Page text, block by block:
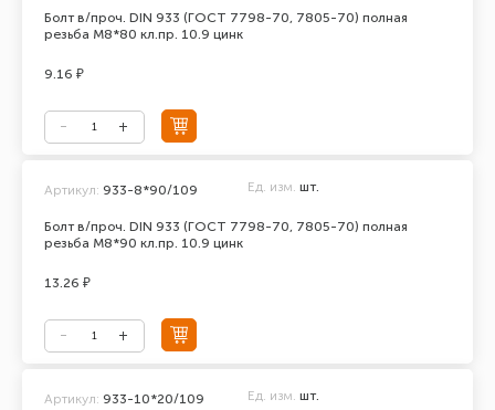
Болт в/проч. DIN 933 (ГОСТ 7798-70, 7805-70) полная
резьба М8*80 кл.пр. 10.9 цинк
9.16 ₽
Болт в/проч. DIN 933 (ГОСТ 7798-70, 7805-70) полная
резьба М8*90 кл.пр. 10.9 цинк
Артикул: 933-8*90/109 Ед. изм. шт.
13.26 ₽
Артикул: 933-10*20/109 Ед. изм. шт.